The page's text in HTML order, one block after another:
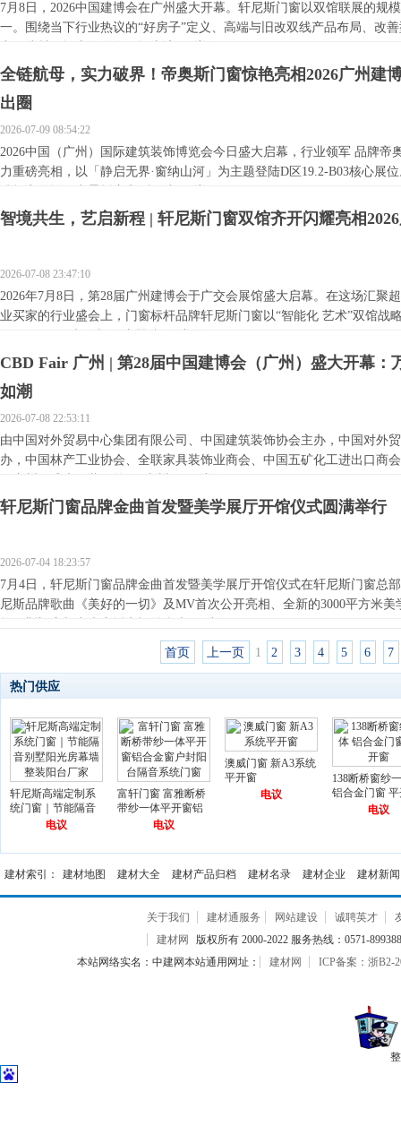
7月8日，2026中国建博会在广州盛大开幕。轩尼斯门窗以双馆联展的规
一。围绕当下行业热议的“好房子”定义、高端与旧改双线产品布局、改
全链航母，实力破界！帝奥斯门窗惊艳亮相2026广州建
出圈
2026-07-09 08:54:22
2026中国（广州）国际建筑装饰博览会今日盛大启幕，行业领军 品牌帝
力重磅亮相，以「静启无界·窗纳山河」为主题登陆D区19.2-B03核心展
智境共生，艺启新程 | 轩尼斯门窗双馆齐开闪耀亮相
2026-07-08 23:47:10
2026年7月8日，第28届广州建博会于广交会展馆盛大启幕。在这场汇聚
业买家的行业盛会上，门窗标杆品牌轩尼斯门窗以“智能化 艺术”双馆战
CBD Fair 广州 | 第28届中国建博会（广州）盛大开幕：
如潮
2026-07-08 22:53:11
由中国对外贸易中心集团有限公司、中国建筑装饰协会主办，中国对外
办，中国林产工业协会、全联家具装饰业商会、中国五矿化工进出口商
轩尼斯门窗品牌金曲首发暨美学展厅开馆仪式圆满举行
2026-07-04 18:23:57
7月4日，轩尼斯门窗品牌金曲首发暨美学展厅开馆仪式在轩尼斯门窗总
尼斯品牌歌曲《美好的一切》及MV首次公开亮相、全新的3000平方米
首页 上一页 1 2 3 4 5 6 7
热门供应
轩尼斯高端定制系
统门窗｜节能隔音
别墅阳光房幕墙整
电议
富轩门窗 富雅断桥
带纱一体平开窗铝
合金窗户封阳台隔
电议
澳威门窗 新A3系统
平开窗
电议
138断桥窗纱
铝合金门窗
电议
建材索引： 建材地图 建材大全 建材产品归档 建材名录 建材企业 建材新闻
关于我们 建材通服务 网站建设 诚聘英才
建材网
版权所有 2000-2022 服务热线：0571-
本站网络实名：中建网本站通用网址：
建材网 ICP备案：浙B2-